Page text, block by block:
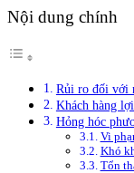
Nội dung chính
Rủi ro đối với
Khách hàng
Hỏng hóc
Vi
Khó
Tổn